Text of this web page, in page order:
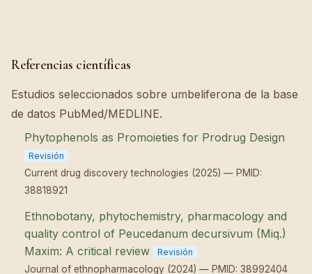
Referencias científicas
Estudios seleccionados sobre umbeliferona de la base
de datos PubMed/MEDLINE.
Phytophenols as Promoieties for Prodrug Design
Revisión
Current drug discovery technologies (2025) — PMID:
38818921
Ethnobotany, phytochemistry, pharmacology and
quality control of Peucedanum decursivum (Miq.)
Maxim: A critical review
Revisión
Journal of ethnopharmacology (2024) — PMID: 38992404